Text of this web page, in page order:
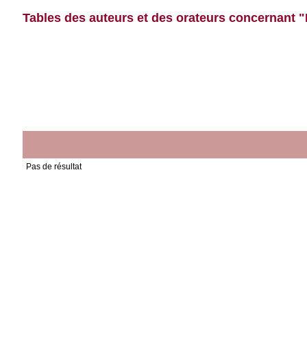
Tables des auteurs et des orateurs concernant
Pas de résultat